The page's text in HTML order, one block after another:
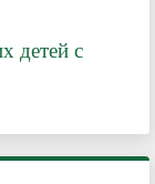
детей с